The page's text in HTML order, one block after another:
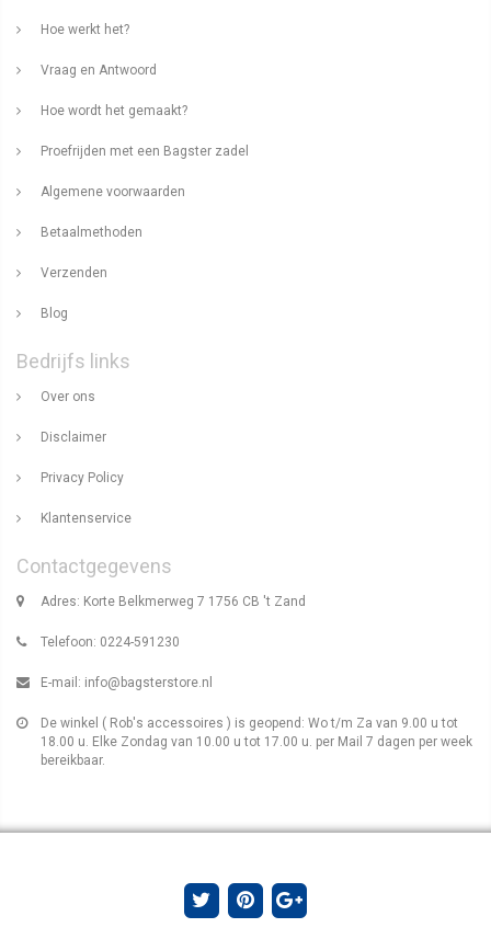
Hoe werkt het?
Vraag en Antwoord
Hoe wordt het gemaakt?
Proefrijden met een Bagster zadel
Algemene voorwaarden
Betaalmethoden
Verzenden
Blog
Bedrijfs links
Over ons
Disclaimer
Privacy Policy
Klantenservice
Contactgegevens
Adres: Korte Belkmerweg 7 1756 CB 't Zand
Telefoon: 0224-591230
E-mail: info@bagsterstore.nl
De winkel ( Rob's accessoires ) is geopend: Wo t/m Za van 9.00 u tot
18.00 u. Elke Zondag van 10.00 u tot 17.00 u. per Mail 7 dagen per week
bereikbaar.